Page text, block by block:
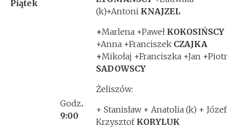
Piątek
(k)+Antoni KNAJZEL
+Marlena +Paweł KOKOSIŃSCY
+Anna +Franciszek CZAJKA
+Mikołaj +Franciszka +Jan +Piotr
SADOWSCY
Godz.
9:00
Żeliszów:
+ Stanisław + Anatolia (k) + Józef
Krzysztof KORYLUK